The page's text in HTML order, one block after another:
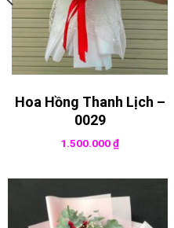
Hoa Hồng Thanh Lịch –
0029
1.500.000₫